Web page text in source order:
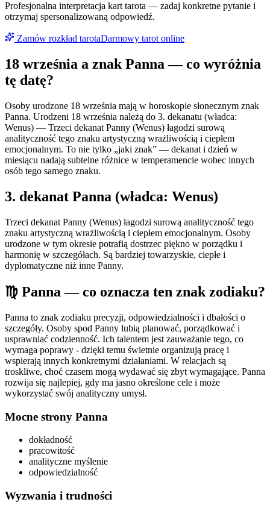
Profesjonalna interpretacja kart tarota — zadaj konkretne pytanie i
otrzymaj spersonalizowaną odpowiedź.
Zamów rozkład tarotaDarmowy tarot online
18 września a znakPanna— co wyróżnia
tę datę?
Osoby urodzone 18 września mają w horoskopie słonecznym znak
Panna. Urodzeni 18 września należą do 3. dekanatu (władca:
Wenus) — Trzeci dekanat Panny (Wenus) łagodzi surową
analityczność tego znaku artystyczną wrażliwością i ciepłem
emocjonalnym. To nie tylko „jaki znak” — dekanat i dzień w
miesiącu nadają subtelne różnice w temperamencie wobec innych
osób tego samego znaku.
3. dekanat Panna (władca: Wenus)
Trzeci dekanat Panny (Wenus) łagodzi surową analityczność tego
znaku artystyczną wrażliwością i ciepłem emocjonalnym. Osoby
urodzone w tym okresie potrafią dostrzec piękno w porządku i
harmonię w szczegółach. Są bardziej towarzyskie, ciepłe i
dyplomatyczne niż inne Panny.
♍ Panna — co oznacza ten znak zodiaku?
Panna to znak zodiaku precyzji, odpowiedzialności i dbałości o
szczegóły. Osoby spod Panny lubią planować, porządkować i
usprawniać codzienność. Ich talentem jest zauważanie tego, co
wymaga poprawy - dzięki temu świetnie organizują pracę i
wspierają innych konkretnymi działaniami. W relacjach są
troskliwe, choć czasem mogą wydawać się zbyt wymagające. Panna
rozwija się najlepiej, gdy ma jasno określone cele i może
wykorzystać swój analityczny umysł.
Mocne strony Panna
dokładność
pracowitość
analityczne myślenie
odpowiedzialność
Wyzwania i trudności